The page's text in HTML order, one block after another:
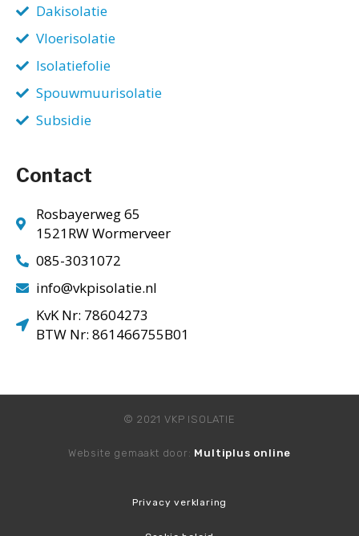
Dakisolatie
Vloerisolatie
Isolatiefolie
Spouwmuurisolatie
Subsidie
Contact
Rosbayerweg 65
1521RW Wormerveer
085-3031072
info@vkpisolatie.nl
KvK Nr: 78604273
BTW Nr: 861466755B01
© 2021 VKP ISOLATIE
Website gemaakt door: Multiplus online
Privacy verklaring